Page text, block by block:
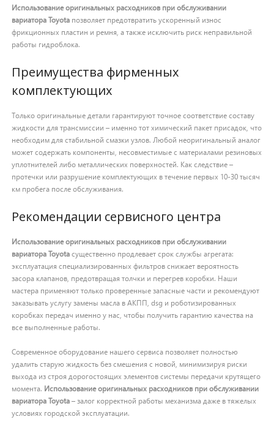
Использование оригинальных расходников при обслуживании
вариатора Toyotaпозволяет предотвратить ускоренный износ
фрикционных пластин и ремня, а также исключить риск неправильной
работы гидроблока.
Преимущества фирменных
комплектующих
Только оригинальные детали гарантируют точное соответствие составу
жидкости для трансмиссии – именно тот химический пакет присадок, что
необходим для стабильной смазки узлов. Любой неоригинальный аналог
может содержать компоненты, несовместимые с материалами резиновых
уплотнителей либо металлических поверхностей. Как следствие –
протечки или разрушение комплектующих в течение первых 10-30 тысяч
км пробега после обслуживания.
Рекомендации сервисного центра
Использование оригинальных расходников при обслуживании
вариатора Toyotaсущественно продлевает срок службы агрегата:
эксплуатация специализированных фильтров снижает вероятность
засора клапанов, предотвращая толчки и перегрев коробки. Наши
мастера применяют только проверенные запасные части и рекомендуют
заказывать услугу замены масла в АКПП, dsg и роботизированных
коробках передач именно у нас, чтобы получить гарантию качества на
все выполненные работы.
Современное оборудование нашего сервиса позволяет полностью
удалить старую жидкость без смешения с новой, минимизируя риски
выхода из строя дорогостоящих элементов системы передачи крутящего
момента. Использование оригинальных расходников при обслуживании
вариатора Toyota– залог корректной работы механизма даже в тяжелых
условиях городской эксплуатации.